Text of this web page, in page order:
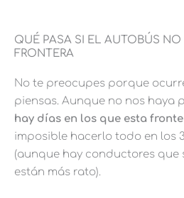
QUÉ PASA SI EL AUTOBÚS NO
FRONTERA
No te preocupes porque
piensas. Aunque no nos haya
hay días en los que esta
imposible hacerlo todo en los
(aunque hay conductores que
están más rato).